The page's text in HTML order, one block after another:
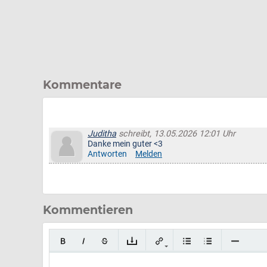
Kommentare
Juditha schreibt, 13.05.2026 12:01 Uhr
Danke mein guter <3
Antworten
Melden
Kommentieren